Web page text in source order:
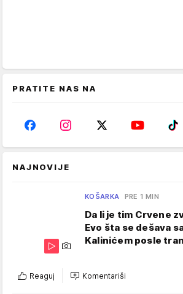
PRATITE NAS NA
NAJNOVIJE
KOŠARKA PRE 1 MIN
Da li je tim Crvene
Evo šta se dešava
Kalinićem posle
Reaguj Komentariši